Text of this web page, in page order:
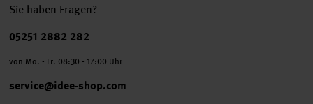
Sie haben Fragen?
Telefonnummer
05251 2882 282
von Mo. - Fr. 08:30 - 17:00 Uhr
service@idee-shop.com